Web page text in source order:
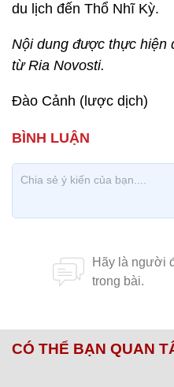
du lịch đến Thổ Nhĩ Kỳ.
Nội dung được thực hiện
từ Ria Novosti.
Đào Cảnh (lược dịch)
CÓ THỂ BẠN QUAN